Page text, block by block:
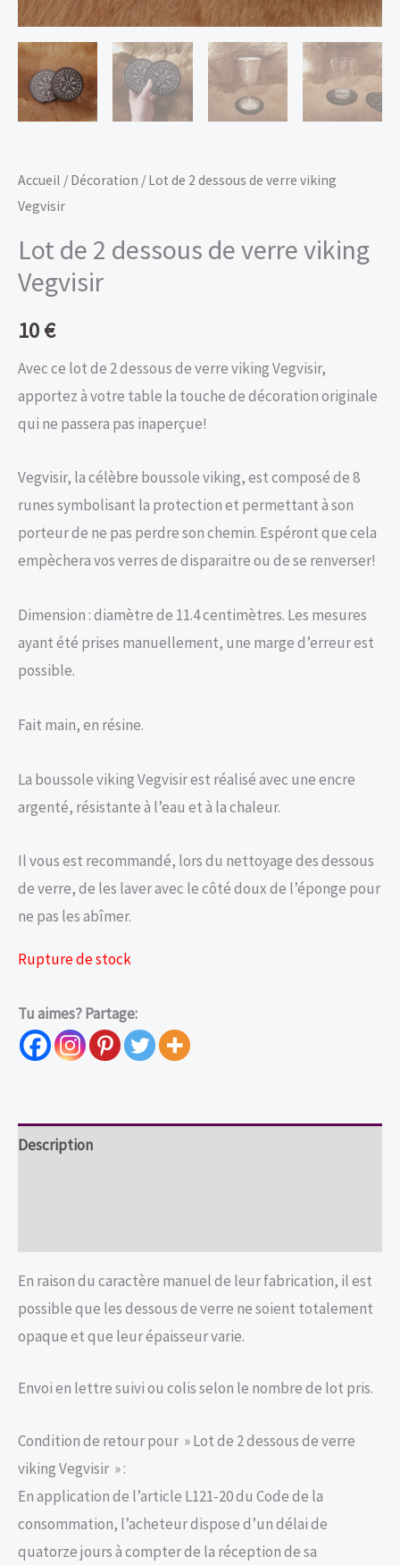
Accueil / Décoration / Lot de 2 dessous de verre viking
Vegvisir
Lot de 2 dessous de verre viking
Vegvisir
10€
Avec ce lot de 2 dessous de verre viking Vegvisir,
apportez à votre table la touche de décoration originale
qui ne passera pas inaperçue!
Vegvisir, la célèbre boussole viking, est composé de 8
runes symbolisant la protection et permettant à son
porteur de ne pas perdre son chemin. Espéront que cela
empèchera vos verres de disparaitre ou de se renverser!
Dimension : diamètre de 11.4 centimètres. Les mesures
ayant été prises manuellement, une marge d’erreur est
possible.
Fait main, en résine.
La boussole viking Vegvisir est réalisé avec une encre
argenté, résistante à l’eau et à la chaleur.
Il vous est recommandé, lors du nettoyage des dessous
de verre, de les laver avec le côté doux de l’éponge pour
ne pas les abîmer.
Rupture de stock
Tu aimes? Partage:
Description
En raison du caractère manuel de leur fabrication, il est
possible que les dessous de verre ne soient totalement
opaque et que leur épaisseur varie.
Envoi en lettre suivi ou colis selon le nombre de lot pris.
Condition de retour pour » Lot de 2 dessous de verre
viking Vegvisir » :
En application de l’article L121-20 du Code de la
consommation, l’acheteur dispose d’un délai de
quatorze jours à compter de la réception de sa